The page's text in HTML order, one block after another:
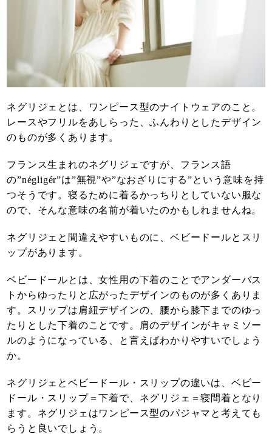
ネグリジェとは、ワンピース型のナイトウェアのこと。
レースやフリルをあしらった、ふんわりとしたデザイン
のものが多くあります。
フランス生まれのネグリジェですが、フランス語
の”négligér”は”無視”や”なおざりにする”という意味を持
つそうです。寝るために着るかっちりとしていない服な
ので、そんな意味の名前が着いたのかもしれませんね。
ネグリジェと間違えやすいものに、ベビードールとスリ
ップがあります。
ベビードールとは、女性用の下着のことでアンダーバス
トからゆったりと広がったデザインのものが多くありま
す。スリップは肩紐デザインの、腰から膝下までのゆっ
たりとした下着のことです。肩のデザインがキャミソー
ルのようになっている、と言えばわかりやすいでしょう
か。
ネグリジェとベビードール・スリップの違いは、ベビー
ドール・スリップ＝下着で、ネグリジェ＝寝間着となり
ます。ネグリジェはワンピース型のパジャマと考えても
らうと良いでしょう。